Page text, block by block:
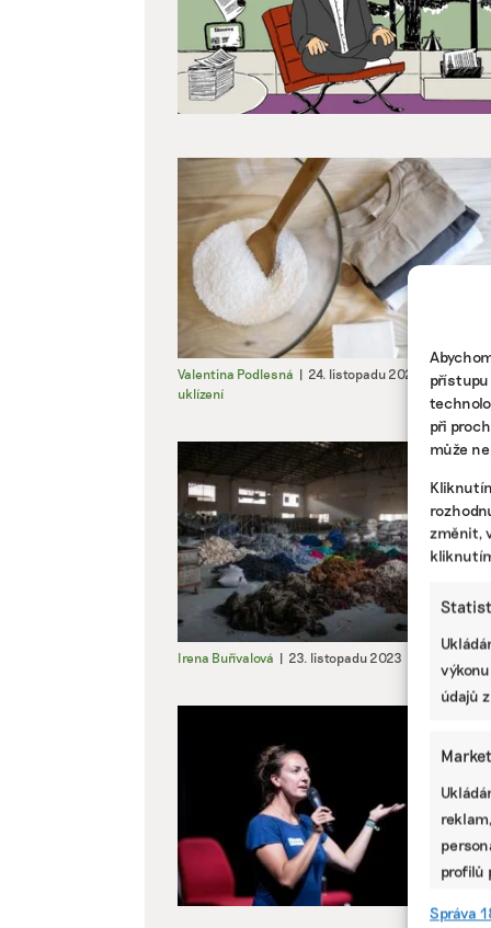
přístupu
při
může
změnit,
údajů
profilů
Správa
Valentina Podlesná | 24. listopadu 2023 Životní
uklízení
Irena Buřívalová | 23. listopadu 2023